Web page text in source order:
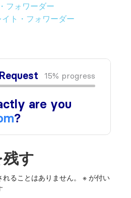
フォワーダー
ト・フォワーダー
す
ることはありません。 ※ が付い